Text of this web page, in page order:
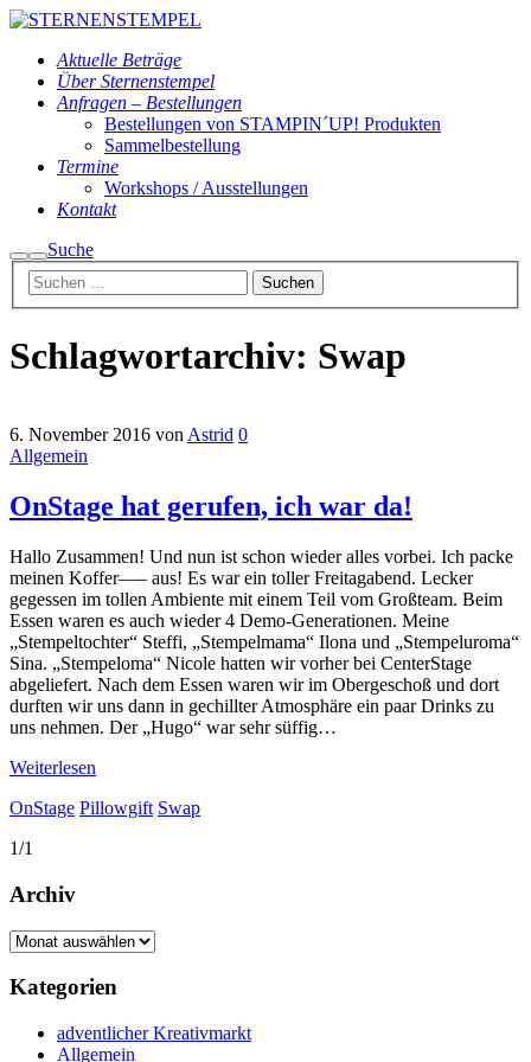
Aktuelle Beträge
Über Sternenstempel
Anfragen – Bestellungen
Bestellungen von STAMPIN´UP! Produkten
Sammelbestellung
Termine
Workshops / Ausstellungen
Kontakt
Suchen
Hauptmenü
Suche
Schlagwortarchiv: Swap
6. November 2016 vonAstrid 0
Allgemein
OnStage hat gerufen, ich war da!
Hallo Zusammen! Und nun ist schon wieder alles vorbei. Ich packe
meinen Koffer—– aus! Es war ein toller Freitagabend. Lecker
gegessen im tollen Ambiente mit einem Teil vom Großteam. Beim
Essen waren es auch wieder 4 Demo-Generationen. Meine
„Stempeltochter“ Steffi, „Stempelmama“ Ilona und „Stempeluroma“
Sina. „Stempeloma“ Nicole hatten wir vorher bei CenterStage
abgeliefert. Nach dem Essen waren wir im Obergeschoß und dort
durften wir uns dann in gechillter Atmosphäre ein paar Drinks zu
uns nehmen. Der „Hugo“ war sehr süffig…
Weiterlesen
OnStage Pillowgift Swap
1/1
Archiv
Archiv
Kategorien
adventlicher Kreativmarkt
Allgemein